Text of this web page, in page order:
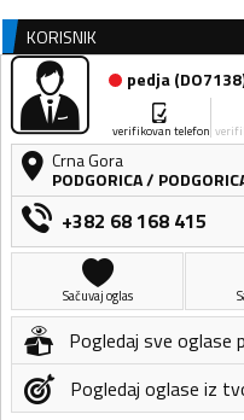
KORISNIK
pedja(DO7138
verifikovan telefon
Crna Gora
PODGORICA/
+382 68 168 415
Sačuvaj oglas
Pogledaj sve oglase
Pogledaj oglase iz